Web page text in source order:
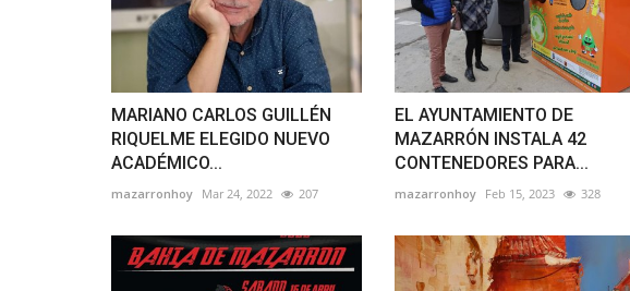
MARIANO CARLOS GUILLÉN
RIQUELME ELEGIDO NUEVO
ACADÉMICO...
mazarronhoy Mar 24, 2022 207
EL AYUNTAMIENTO DE
MAZARRÓN INSTALA 42
CONTENEDORES PARA...
mazarronhoy Feb 15, 2023 328